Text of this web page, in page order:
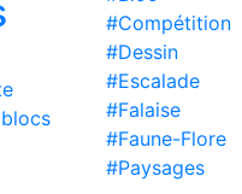
#Compétition
#Dessin
#Escalade
#Falaise
#Faune-Flore
#Paysages